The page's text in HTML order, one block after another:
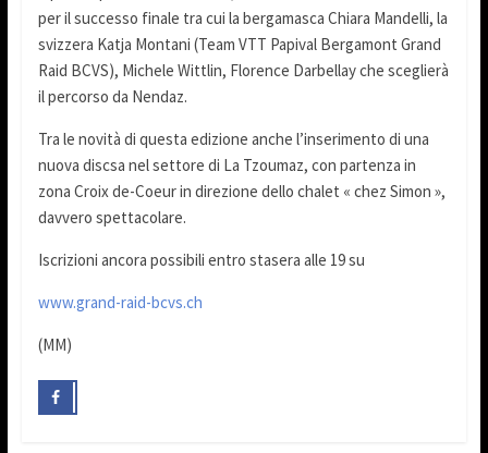
per il successo finale tra cui la bergamasca Chiara Mandelli, la
svizzera Katja Montani (Team VTT Papival Bergamont Grand
Raid BCVS), Michele Wittlin, Florence Darbellay che sceglierà
il percorso da Nendaz.
Tra le novità di questa edizione anche l’inserimento di una
nuova discsa nel settore di La Tzoumaz, con partenza in
zona Croix de-Coeur in direzione dello chalet « chez Simon »,
davvero spettacolare.
Iscrizioni ancora possibili entro stasera alle 19 su
www.grand-raid-bcvs.ch
(MM)